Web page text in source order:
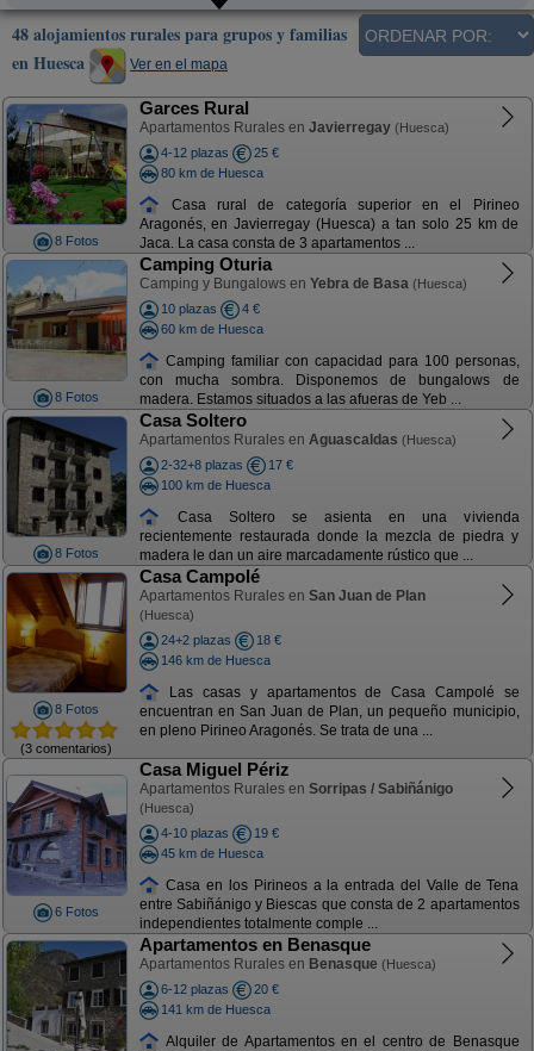
48 alojamientos rurales para grupos y familias
en Huesca
Ver en el mapa
8 Fotos
Garces Rural
Apartamentos Rurales en Javierregay (Huesca)
4-12 plazas
25 €
80 km de Huesca
Casa rural de categoría superior en el Pirineo
Aragonés, en Javierregay (Huesca) a tan solo 25 km de
Jaca. La casa consta de 3 apartamentos ...
8 Fotos
Camping Oturia
Camping y Bungalows en Yebra de Basa (Huesca)
10 plazas
4 €
60 km de Huesca
Camping familiar con capacidad para 100 personas,
con mucha sombra. Disponemos de bungalows de
madera. Estamos situados a las afueras de Yeb ...
8 Fotos
Casa Soltero
Apartamentos Rurales en Aguascaldas (Huesca)
2-32+8 plazas
17 €
100 km de Huesca
Casa Soltero se asienta en una vivienda
recientemente restaurada donde la mezcla de piedra y
madera le dan un aire marcadamente rústico que ...
8 Fotos
(3 comentarios)
Casa Campolé
Apartamentos Rurales en San Juan de Plan
(Huesca)
24+2 plazas
18 €
146 km de Huesca
Las casas y apartamentos de Casa Campolé se
encuentran en San Juan de Plan, un pequeño municipio,
en pleno Pirineo Aragonés. Se trata de una ...
6 Fotos
Casa Miguel Périz
Apartamentos Rurales en Sorripas / Sabiñánigo
(Huesca)
4-10 plazas
19 €
45 km de Huesca
Casa en los Pirineos a la entrada del Valle de Tena
entre Sabiñánigo y Biescas que consta de 2 apartamentos
independientes totalmente comple ...
Apartamentos en Benasque
Apartamentos Rurales en Benasque (Huesca)
6-12 plazas
20 €
141 km de Huesca
Alquiler de Apartamentos en el centro de Benasque